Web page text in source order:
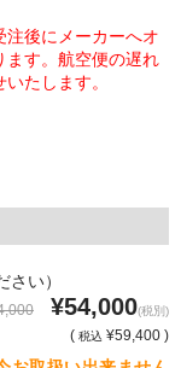
注後にメーカーへオ
ます。航空便の遅れ
たします。
い）
¥54,000(税別)
( 税込 ¥59,400 )